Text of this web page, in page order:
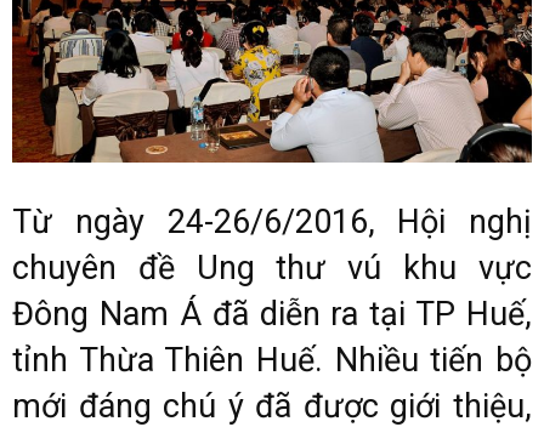
Từ ngày 24-26/6/2016, Hội nghị
chuyên đề Ung thư vú khu vực
Đông Nam Á đã diễn ra tại TP Huế,
tỉnh Thừa Thiên Huế. Nhiều tiến bộ
mới đáng chú ý đã được giới thiệu,